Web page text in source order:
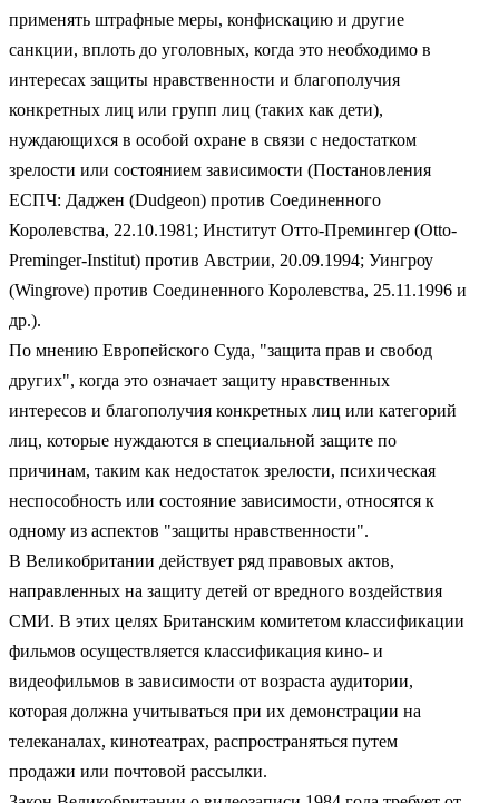
применять штрафные меры, конфискацию и другие
санкции, вплоть до уголовных, когда это необходимо в
интересах защиты нравственности и благополучия
конкретных лиц или групп лиц (таких как дети),
нуждающихся в особой охране в связи с недостатком
зрелости или состоянием зависимости (Постановления
ЕСПЧ: Даджен (Dudgeon) против Соединенного
Королевства, 22.10.1981; Институт Отто-Премингер (Otto-
Preminger-Institut) против Австрии, 20.09.1994; Уингроу
(Wingrove) против Соединенного Королевства, 25.11.1996 и
др.).
По мнению Европейского Суда, "защита прав и свобод
других", когда это означает защиту нравственных
интересов и благополучия конкретных лиц или категорий
лиц, которые нуждаются в специальной защите по
причинам, таким как недостаток зрелости, психическая
неспособность или состояние зависимости, относятся к
одному из аспектов "защиты нравственности".
В Великобритании действует ряд правовых актов,
направленных на защиту детей от вредного воздействия
СМИ. В этих целях Британским комитетом классификации
фильмов осуществляется классификация кино- и
видеофильмов в зависимости от возраста аудитории,
которая должна учитываться при их демонстрации на
телеканалах, кинотеатрах, распространяться путем
продажи или почтовой рассылки.